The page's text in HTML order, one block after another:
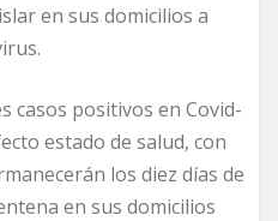
en sus domicilios a
casos positivos en Covid-
estado de salud, con
los diez días de
en sus domicilios